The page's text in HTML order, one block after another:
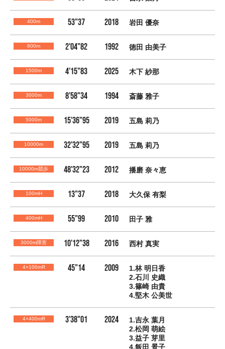
400m 53"37 2018 岩田 優奈
800m 2'04"82 1992 徳田 由美子
1500m 4'15"83 2025 木下 紗那
3000m 8'58"34 1994 斎藤 雅子
5000m 15'36"95 2019 五島 莉乃
10000m 32'32"95 2019 五島 莉乃
10000m競歩 48'32"23 2012 播磨 奈々恵
100mH 13"37 2018 大久保 有梨
400mH 55"99 2010 田子 雅
3000m障害 10'12"38 2016 西村 真実
4×100mR 45"14 2009
1.林 明日香
2.石川 史織
3.篠崎 由貴
4.堅木 公美世
4×400mR 3'38"01 2024
1.吉永 葉月
2.松岡 萌絵
3.益子 芽里
4.飯田 景子